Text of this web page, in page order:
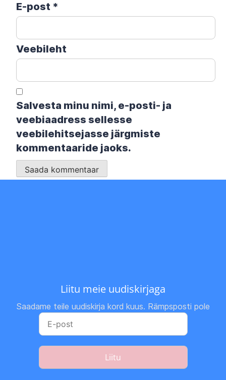
E-post *
Veebileht
Salvesta minu nimi, e-posti- ja
veebiaadress sellesse
veebilehitsejasse järgmiste
kommentaaride jaoks.
Liitu meie uudiskirjaga
Saadame teile uudiskirja kord kuus. Rämpsposti pole
Liitu